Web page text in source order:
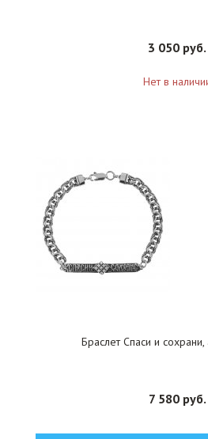
3 050 руб.
Нет в
Браслет Спаси и
7 580 руб.